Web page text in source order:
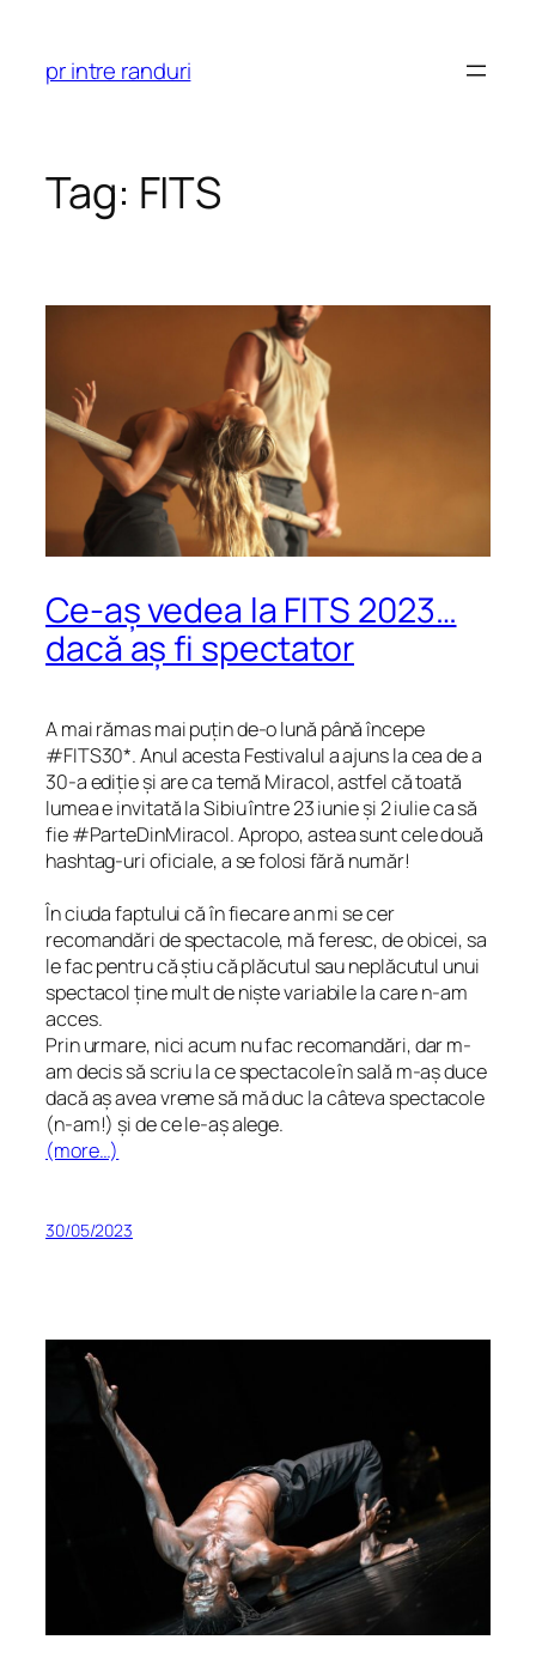
content
pr intre randuri
Tag: FITS
Ce-aș vedea la FITS 2023…
dacă aș fi spectator
A mai rămas mai puțin de-o lună până începe
#FITS30*. Anul acesta Festivalul a ajuns la cea de a
30-a ediție și are ca temă Miracol, astfel că toată
lumea e invitată la Sibiu între 23 iunie și 2 iulie ca să
fie #ParteDinMiracol. Apropo, astea sunt cele două
hashtag-uri oficiale, a se folosi fără număr!
În ciuda faptului că în fiecare an mi se cer
recomandări de spectacole, mă feresc, de obicei, sa
le fac pentru că știu că plăcutul sau neplăcutul unui
spectacol ține mult de niște variabile la care n-am
acces.
Prin urmare, nici acum nu fac recomandări, dar m-
am decis să scriu la ce spectacole în sală m-aș duce
dacă aș avea vreme să mă duc la câteva spectacole
(n-am!) și de ce le-aș alege.
(more…)
30/05/2023